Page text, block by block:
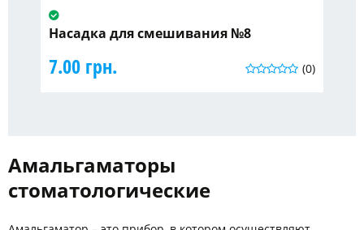
Насадка для смешивания №8
(0)
7.00 грн.
Амальгаматоры
стоматологические